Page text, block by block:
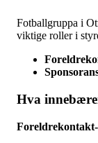
Fotballgruppa i
viktige roller i
Hva